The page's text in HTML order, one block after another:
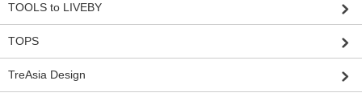
TOOLS to LIVEBY
TOPS
TreAsia Design